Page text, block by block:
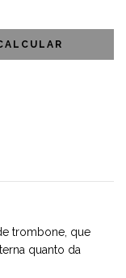
trombone, que
quanto da